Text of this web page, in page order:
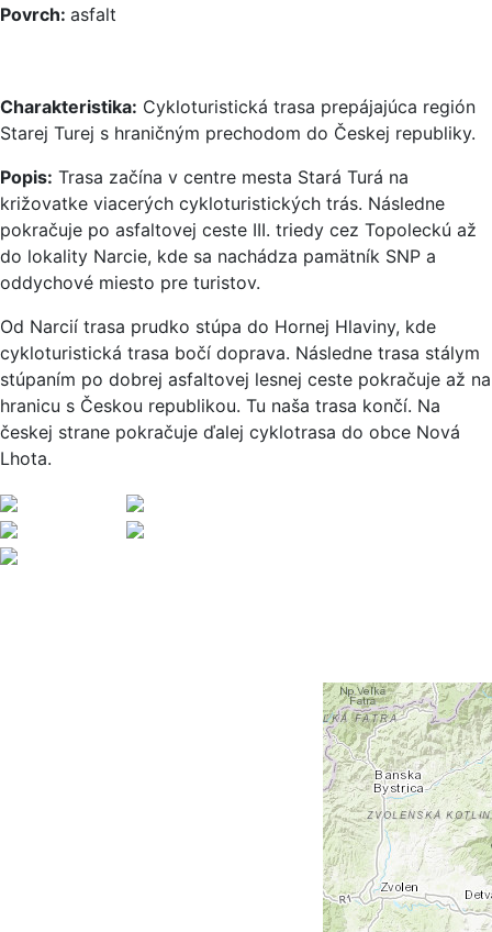
Povrch: asfalt
Charakteristika: Cykloturistická trasa prepájajúca región
Starej Turej s hraničným prechodom do Českej republiky.
Popis: Trasa začína v centre mesta Stará Turá na
križovatke viacerých cykloturistických trás. Následne
pokračuje po asfaltovej ceste III. triedy cez Topoleckú až
do lokality Narcie, kde sa nachádza pamätník SNP a
oddychové miesto pre turistov.
Od Narcií trasa prudko stúpa do Hornej Hlaviny, kde
cykloturistická trasa bočí doprava. Následne trasa stálym
stúpaním po dobrej asfaltovej lesnej ceste pokračuje až na
hranicu s Českou republikou. Tu naša trasa končí. Na
českej strane pokračuje ďalej cyklotrasa do obce Nová
Lhota.